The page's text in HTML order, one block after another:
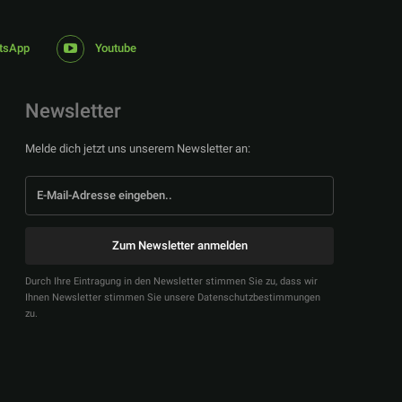
Youtube
Newsletter
Melde dich jetzt uns unserem Newsletter an:
Zum Newsletter anmelden
Durch Ihre Eintragung in den Newsletter stimmen Sie zu, dass wir
Ihnen Newsletter stimmen Sie unsere Datenschutzbestimmungen
zu.